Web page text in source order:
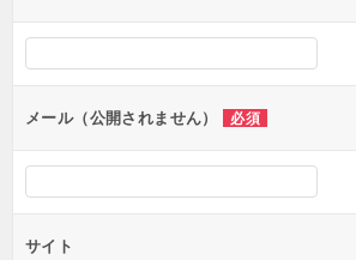
メール（公開されません） 必須
サイト